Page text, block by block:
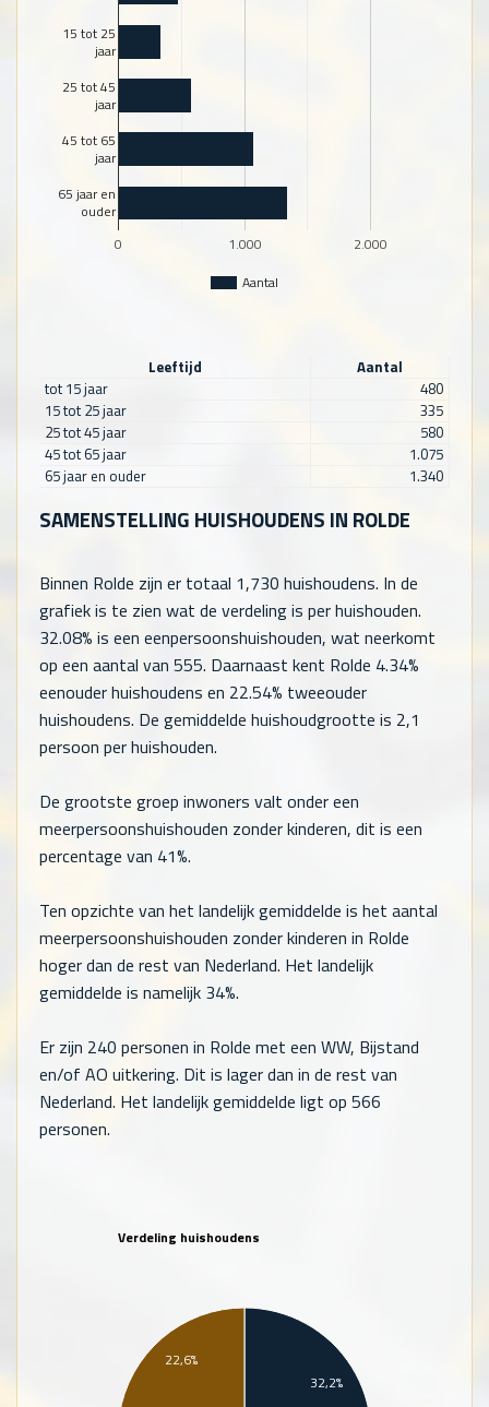
Aantal
0 1.000 2.000
15 tot 25
jaar
25 tot 45
jaar
45 tot 65
jaar
65 jaar en
ouder
Leeftijd
Aantal
tot 15 jaar
480
15 tot 25 jaar
335
25 tot 45 jaar
580
45 tot 65 jaar
1.075
65 jaar en ouder
1.340
SAMENSTELLING HUISHOUDENS IN ROLDE
Binnen Rolde zijn er totaal 1,730 huishoudens. In de
grafiek is te zien wat de verdeling is per huishouden.
32.08% is een eenpersoonshuishouden, wat neerkomt
op een aantal van 555. Daarnaast kent Rolde 4.34%
eenouder huishoudens en 22.54% tweeouder
huishoudens. De gemiddelde huishoudgrootte is 2,1
persoon per huishouden.
De grootste groep inwoners valt onder een
meerpersoonshuishouden zonder kinderen, dit is een
percentage van 41%.
Ten opzichte van het landelijk gemiddelde is het aantal
meerpersoonshuishouden zonder kinderen in Rolde
hoger dan de rest van Nederland. Het landelijk
gemiddelde is namelijk 34%.
Er zijn 240 personen in Rolde met een WW, Bijstand
en/of AO uitkering. Dit is lager dan in de rest van
Nederland. Het landelijk gemiddelde ligt op 566
personen.
Verdeling huishoudens
32,2%
22,6%